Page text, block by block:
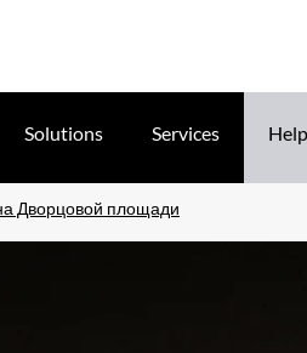
Solutions Services
Дворцовой площади